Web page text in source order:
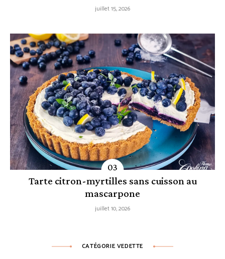
juillet 15, 2026
Tarte citron-myrtilles sans cuisson au
mascarpone
juillet 10, 2026
CATÉGORIE VEDETTE